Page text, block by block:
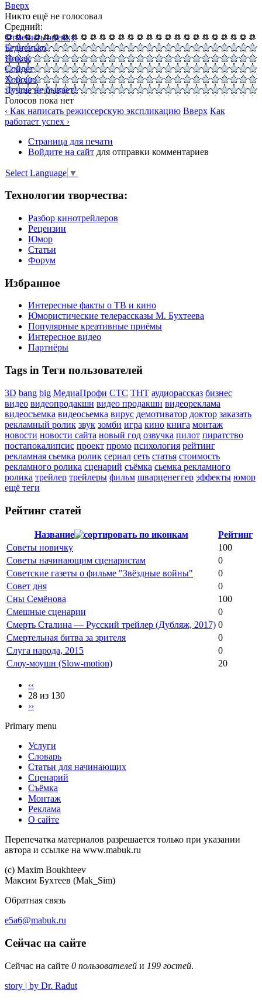
Вверх
Никто ещё не голосовал
Средний:
Отменить оценку
Бедненько
Никак
Сойдёт
Хорошо
Лучше не бывает!
Голосов пока нет
‹ Как написать режиссерскую экспликацию Вверх Как
работает успех ›
Страница для печати
Войдите на сайт для отправки комментариев
Select Language ▼
Технологии творчества:
Разбор кинотрейлеров
Рецензии
Юмор
Статьи
Форум
Избранное
Интересные факты о ТВ и кино
Юмористические телерассказы М. Бухтеева
Популярные креативные приёмы
Интересное видео
Партнёры
Tags in Теги пользователей
3D bang big МедиаПрофи СТС ТНТ аудиорассказ бизнес
видео видеопродакшн видео продакшн видеореклама
видеосъемка видеосьемка вирус демотиватор доктор заказать
рекламный ролик звук зомби игра кино книга монтаж
новости новости сайта новый год озвучка пилот пиратство
постапокалипсис проект промо психология рейтинг
рекламная сьемка ролик сериал сеть статья стоимость
рекламного ролика сценарий съёмка сьемка рекламного
ролика трейлер трейлеры фильм шварценеггер эффекты юмор
ещё теги
Рейтинг статей
Название
Рейтинг
Советы новичку
100
Советы начинающим сценаристам
0
Советские газеты о фильме "Звёздные войны"
0
Совет дня
0
Сны Семёнова
100
Смешные сценарии
0
Смерть Сталина — Русский трейлер (Дубляж, 2017) 0
Смертельная битва за зрителя
0
Слуга народа, 2015
0
Слоу-моушн (Slow-motion)
20
‹‹
28 из 130
››
Primary menu
Услуги
Словарь
Статьи для начинающих
Сценарий
Съёмка
Монтаж
Реклама
О сайте
Перепечатка материалов разрешается только при указании
автора и ссылке на www.mabuk.ru
(c) Maхim Boukhteev
Максим Бухтеев (Mak_Sim)
Обратная связь
e5a6@mabuk.ru
Сейчас на сайте
Сейчас на сайте 0 пользователей и 199 гостей.
story | by Dr. Radut